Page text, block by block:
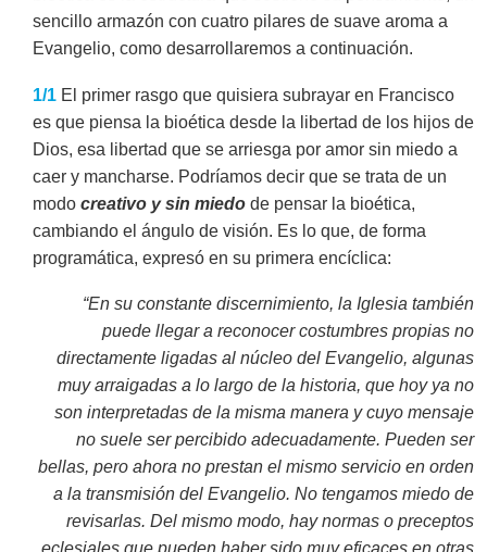
sencillo armazón con cuatro pilares de suave aroma a
Evangelio, como desarrollaremos a continuación.
1/1 El primer rasgo que quisiera subrayar en Francisco
es que piensa la bioética desde la libertad de los hijos de
Dios, esa libertad que se arriesga por amor sin miedo a
caer y mancharse. Podríamos decir que se trata de un
modo creativo y sin miedo de pensar la bioética,
cambiando el ángulo de visión. Es lo que, de forma
programática, expresó en su primera encíclica:
“En su constante discernimiento, la Iglesia también
puede llegar a reconocer costumbres propias no
directamente ligadas al núcleo del Evangelio, algunas
muy arraigadas a lo largo de la historia, que hoy ya no
son interpretadas de la misma manera y cuyo mensaje
no suele ser percibido adecuadamente. Pueden ser
bellas, pero ahora no prestan el mismo servicio en orden
a la transmisión del Evangelio. No tengamos miedo de
revisarlas. Del mismo modo, hay normas o preceptos